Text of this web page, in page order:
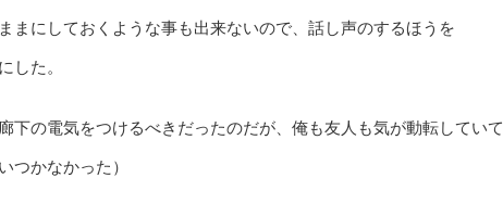
まにしておくような事も出来ないので、話し声のするほうを
した。
下の電気をつけるべきだったのだが、俺も友人も気が動転していて
つかなかった）